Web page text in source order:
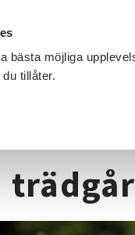
bästa möjliga
tillåter.
KURSER OCH